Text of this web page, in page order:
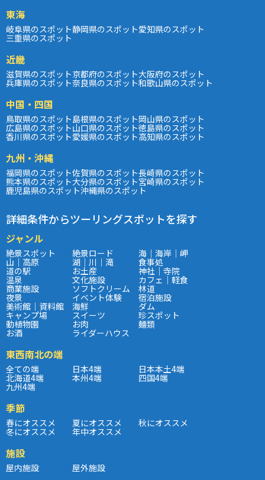
東海
岐阜県のスポット静岡県のスポット愛知県のスポット
三重県のスポット
近畿
滋賀県のスポット京都府のスポット大阪府のスポット
兵庫県のスポット奈良県のスポット和歌山県のスポット
中国・四国
鳥取県のスポット島根県のスポット岡山県のスポット
広島県のスポット山口県のスポット徳島県のスポット
香川県のスポット愛媛県のスポット高知県のスポット
九州・沖縄
福岡県のスポット佐賀県のスポット長崎県のスポット
熊本県のスポット大分県のスポット宮崎県のスポット
鹿児島県のスポット沖縄県のスポット
詳細条件からツーリングスポットを探す
ジャンル
絶景スポット 絶景ロード 海｜海岸｜岬
山｜高原 湖｜川｜滝 食事処
道の駅 お土産 神社｜寺院
温泉 文化施設 カフェ｜軽食
商業施設 ソフトクリーム 林道
夜景 イベント体験 宿泊施設
美術館｜資料館 海鮮 ダム
キャンプ場 スイーツ 珍スポット
動植物園 お肉 麺類
お酒 ライダーハウス
東西南北の端
全ての端 日本4端 日本本土4端
北海道4端 本州4端 四国4端
九州4端
季節
春にオススメ 夏にオススメ 秋にオススメ
冬にオススメ 年中オススメ
施設
屋内施設 屋外施設